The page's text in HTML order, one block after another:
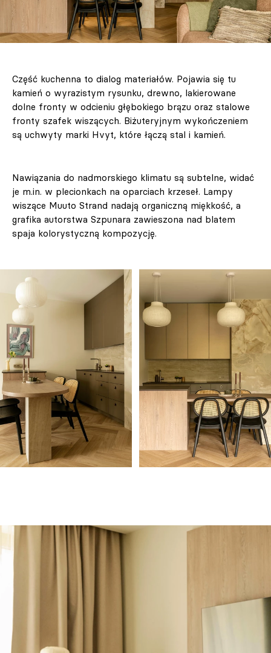
Część kuchenna to dialog materiałów. Pojawia się tu
kamień o wyrazistym rysunku, drewno, lakierowane
dolne fronty w odcieniu głębokiego brązu oraz stalowe
fronty szafek wiszących. Biżuteryjnym wykończeniem
są uchwyty marki Hvyt, które łączą stal i kamień.
Nawiązania do nadmorskiego klimatu są subtelne, widać
je m.in. w plecionkach na oparciach krzeseł. Lampy
wiszące Muuto Strand nadają organiczną miękkość, a
grafika autorstwa Szpunara zawieszona nad blatem
spaja kolorystyczną kompozycję.